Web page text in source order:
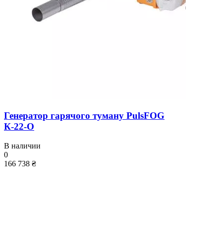
Генератор гарячого туману PulsFOG
К-22-О
В наличии
0
166 738 ₴